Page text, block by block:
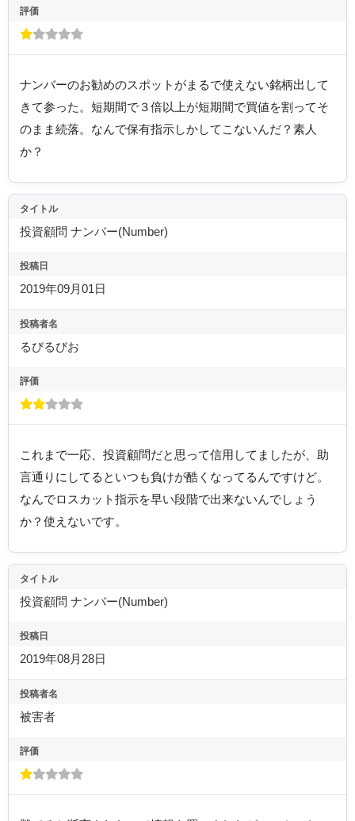
評価
ナンバーのお勧めのスポットがまるで使えない銘柄出して
きて参った。短期間で３倍以上が短期間で買値を割ってそ
のまま続落。なんで保有指示しかしてこないんだ？素人
か？
タイトル
投資顧問 ナンバー(Number)
投稿日
2019年09月01日
投稿者名
るびるびお
評価
これまで一応、投資顧問だと思って信用してましたが、助
言通りにしてるといつも負けが酷くなってるんですけど。
なんでロスカット指示を早い段階で出来ないんでしょう
か？使えないです。
タイトル
投資顧問 ナンバー(Number)
投稿日
2019年08月28日
投稿者名
被害者
評価